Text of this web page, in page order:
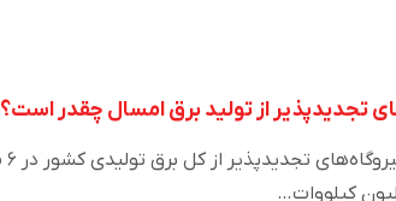
تجدیدپذیر از تولید برق امسال چقدر است؟